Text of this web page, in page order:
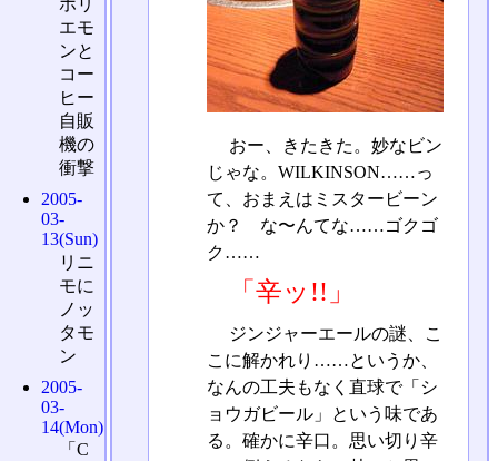
おー、きたきた。妙なビン
じゃな。WILKINSON……っ
て、おまえはミスタービーン
か？ な〜んてな……ゴクゴ
ク……
「辛ッ!!」
ジンジャーエールの謎、こ
こに解かれり……というか、
なんの工夫もなく直球で「シ
ョウガビール」という味であ
る。確かに辛口。思い切り辛
ホリ
エモ
ンと
コー
ヒー
自販
機の
衝撃
2005-
03-
13(Sun)
リニ
モに
ノッ
タモ
ン
2005-
03-
14(Mon)
「C